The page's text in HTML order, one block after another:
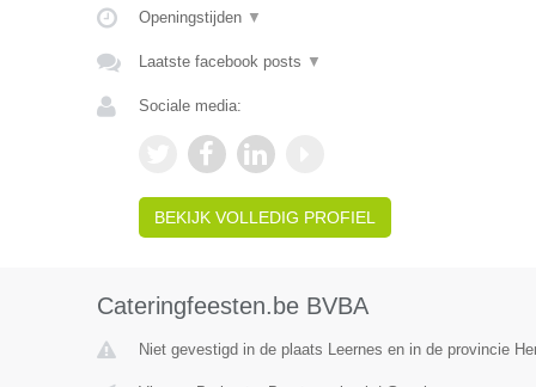
Openingstijden ▼
Laatste facebook posts ▼
Sociale media:
BEKIJK VOLLEDIG PROFIEL
Cateringfeesten.be BVBA
Niet gevestigd in de plaats Leernes en in de provincie